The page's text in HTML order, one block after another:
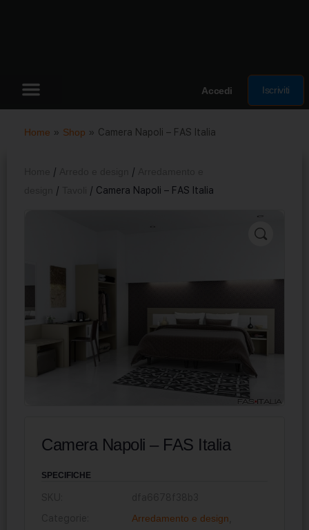
Accedi Iscriviti
Home » Shop » Camera Napoli – FAS Italia
/ /
/ / Camera Napoli – FAS Italia
Camera Napoli – FAS Italia
SPECIFICHE
Arredamento e design